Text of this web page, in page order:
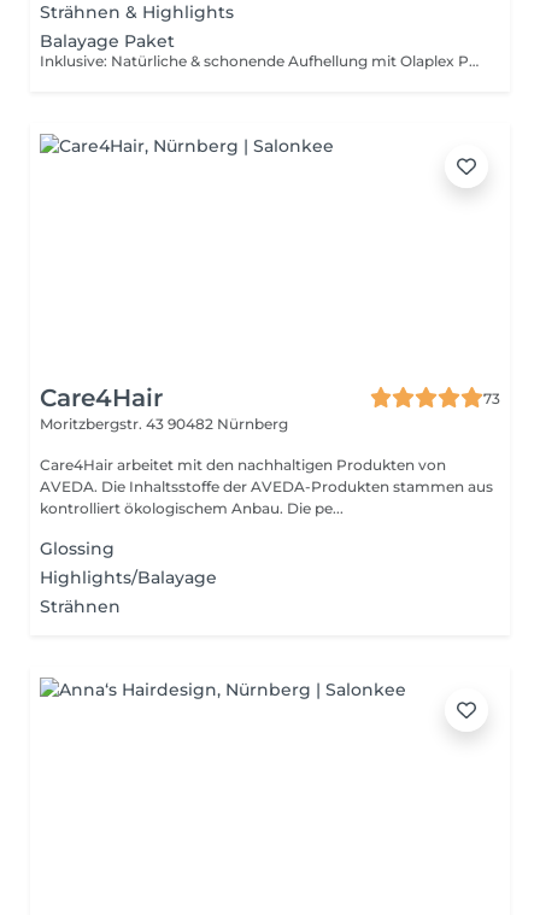
Strähnen & Highlights
Balayage Paket
Inklusive: Natürliche & schonende Aufhellung mit Olaplex Pastellcoloration & Pflegekur Neutralisation, Schnitt & Styling circa 3 Stunden
Care4Hair
73
Moritzbergstr. 43 90482 Nürnberg
Care4Hair arbeitet mit den nachhaltigen Produkten von
AVEDA. Die Inhaltsstoffe der AVEDA-Produkten stammen aus
kontrolliert ökologischem Anbau. Die pe...
Glossing
Highlights/Balayage
Strähnen